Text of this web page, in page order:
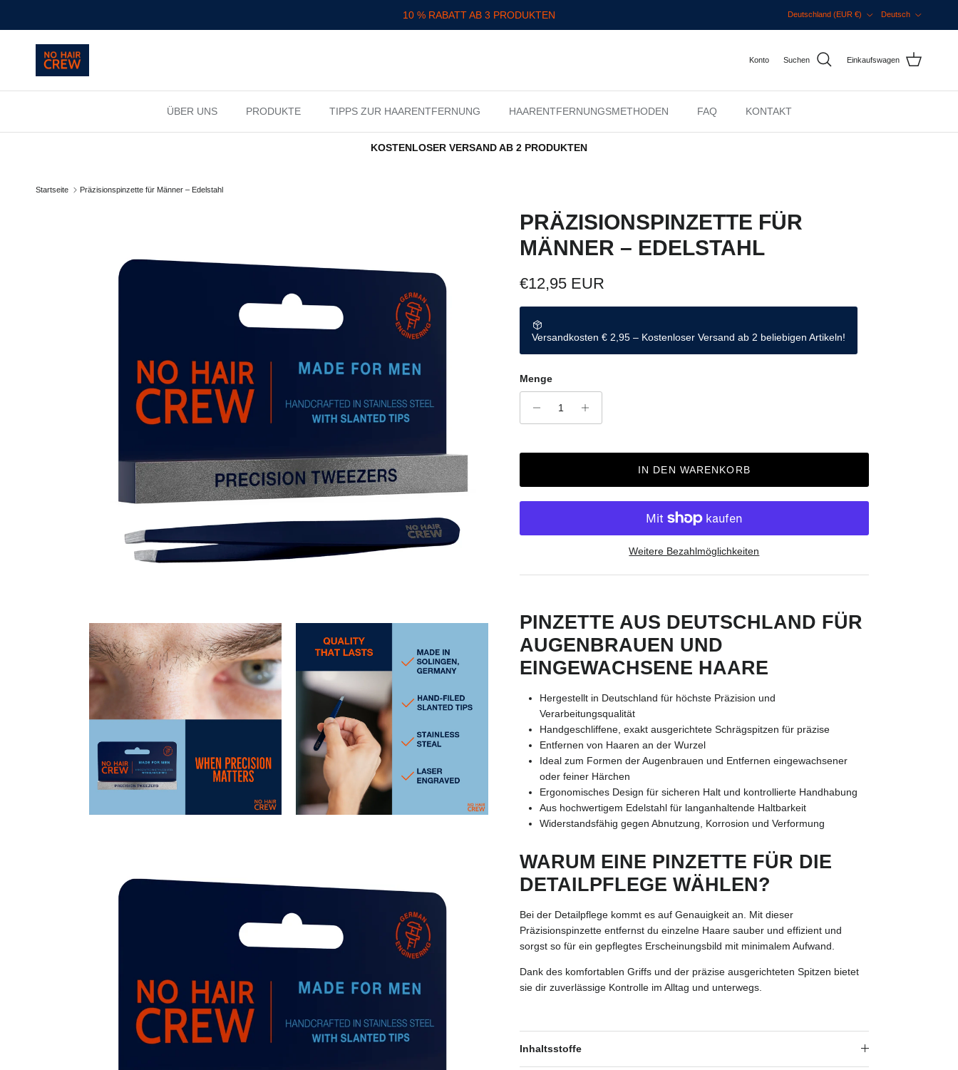
10 % RABATT AB 3 PRODUKTEN
Deutschland (EUR €)
Deutsch
Konto Suchen Einkaufswagen
ÜBER UNS PRODUKTE TIPPS ZUR HAARENTFERNUNG HAARENTFERNUNGSMETHODEN FAQ KONTAKT
KOSTENLOSER VERSAND AB 2 PRODUKTEN
Startseite Präzisionspinzette für Männer – Edelstahl
PRÄZISIONSPINZETTE FÜR
MÄNNER – EDELSTAHL
Normaler Preis
€12,95 EUR
Versandkosten € 2,95 – Kostenloser Versand ab 2 beliebigen Artikeln!
Menge
IN DEN WARENKORB
Weitere Bezahlmöglichkeiten
PINZETTE AUS DEUTSCHLAND FÜR
AUGENBRAUEN UND
EINGEWACHSENE HAARE
Hergestellt in Deutschland für höchste Präzision und
Verarbeitungsqualität
Handgeschliffene, exakt ausgerichtete Schrägspitzen für präzise
Entfernen von Haaren an der Wurzel
Ideal zum Formen der Augenbrauen und Entfernen eingewachsener
oder feiner Härchen
Ergonomisches Design für sicheren Halt und kontrollierte Handhabung
Aus hochwertigem Edelstahl für langanhaltende Haltbarkeit
Widerstandsfähig gegen Abnutzung, Korrosion und Verformung
WARUM EINE PINZETTE FÜR DIE
DETAILPFLEGE WÄHLEN?
Bei der Detailpflege kommt es auf Genauigkeit an. Mit dieser
Präzisionspinzette entfernst du einzelne Haare sauber und effizient und
sorgst so für ein gepflegtes Erscheinungsbild mit minimalem Aufwand.
Dank des komfortablen Griffs und der präzise ausgerichteten Spitzen bietet
sie dir zuverlässige Kontrolle im Alltag und unterwegs.
Inhaltsstoffe